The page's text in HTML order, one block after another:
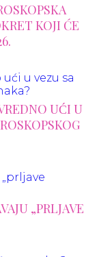
KOJI ĆE
UĆI U
„PRLJAVE